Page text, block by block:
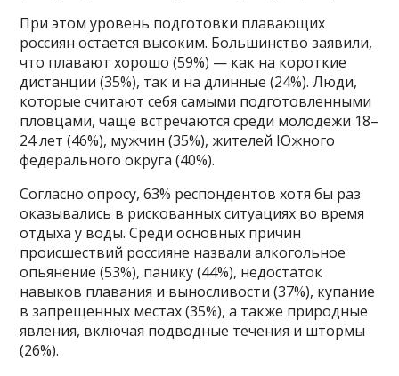
При этом уровень подготовки плавающих
россиян остается высоким. Большинство заявили,
что плавают хорошо (59%) — как на короткие
дистанции (35%), так и на длинные (24%). Люди,
которые считают себя самыми подготовленными
пловцами, чаще встречаются среди молодежи 18–
24 лет (46%), мужчин (35%), жителей Южного
федерального округа (40%).
Согласно опросу, 63% респондентов хотя бы раз
оказывались в рискованных ситуациях во время
отдыха у воды. Среди основных причин
происшествий россияне назвали алкогольное
опьянение (53%), панику (44%), недостаток
навыков плавания и выносливости (37%), купание
в запрещенных местах (35%), а также природные
явления, включая подводные течения и штормы
(26%).